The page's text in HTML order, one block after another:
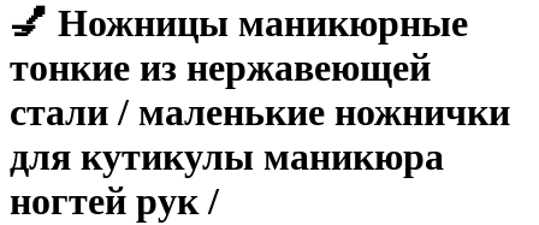
💅 Ножницы маникюрные
тонкие из нержавеющей
стали / маленькие ножнички
для кутикулы маникюра
ногтей рук /